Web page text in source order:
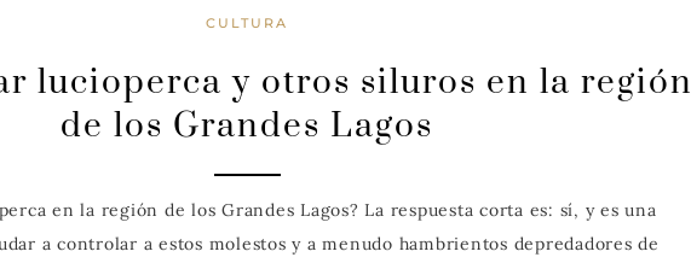
CULTURA
lucioperca y otros siluros en la región
de los Grandes Lagos
en la región de los Grandes Lagos? La respuesta corta es: sí, y es una
a controlar a estos molestos y a menudo hambrientos depredadores de